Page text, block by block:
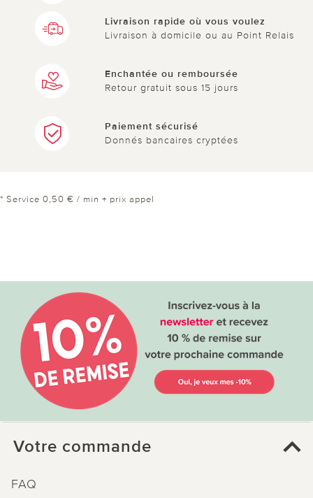
Livraison rapide où vous voulez
Livraison à domicile ou au Point Relais
Enchantée ou remboursée
Retour gratuit sous 15 jours
Paiement sécurisé
Donnés bancaires cryptées
* Service 0,50 € / min + prix appel
Votre commande
FAQ